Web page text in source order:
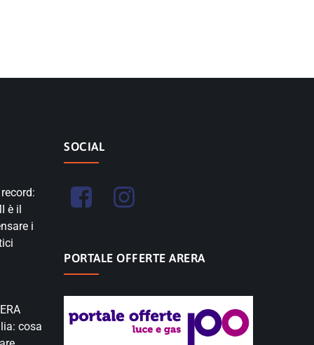
è il
i
cosa
SOCIAL
PORTALE OFFERTE ARERA